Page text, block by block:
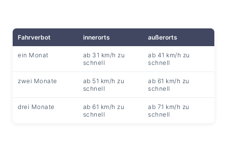
Fahrverbot innerorts außerorts
ein Monat
ab 31 km/h zu
schnell
ab 41 km/h zu
schnell
zwei Monate
ab 51 km/h zu
schnell
ab 61 km/h zu
schnell
drei Monate
ab 61 km/h zu
schnell
ab 71 km/h zu
schnell